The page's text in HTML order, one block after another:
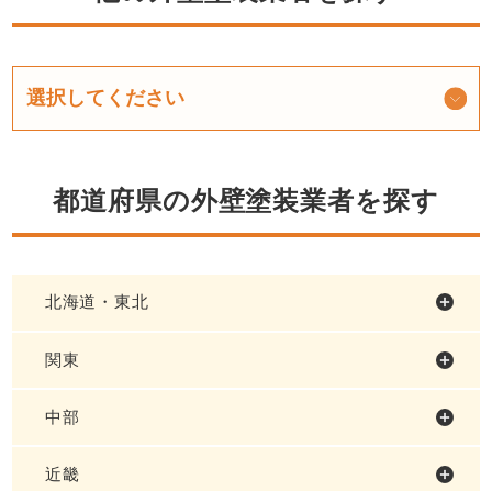
都道府県の外壁塗装業者を探す
北海道・東北
関東
中部
近畿